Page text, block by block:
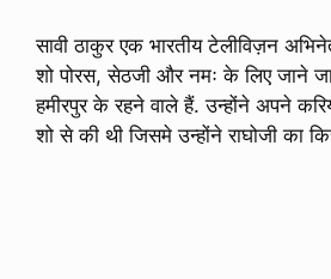
सावी ठाकुर एक भारतीय टेलीविज़न
शो पोरस, सेठजी और नमः के लिए जाने
हमीरपुर के रहने वाले हैं. उन्होंने अपने
शो से की थी जिसमे उन्होंने राघोजी का